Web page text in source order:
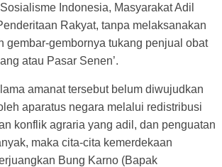
Indonesia, Masyarakat Adil
Rakyat, tanpa melaksanakan
gembar-gembornya tukang penjual obat
atau Pasar Senen’.
amanat tersebut belum diwujudkan
aparatus negara melalui redistribusi
konflik agraria yang adil, dan penguatan
maka cita-cita kemerdekaan
Bung Karno (Bapak